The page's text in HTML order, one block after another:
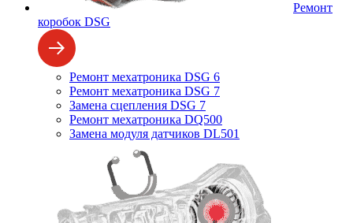
Ремонт
коробок DSG
Ремонт мехатроника DSG 6
Ремонт мехатроника DSG 7
Замена сцепления DSG 7
Ремонт мехатроника DQ500
Замена модуля датчиков DL501